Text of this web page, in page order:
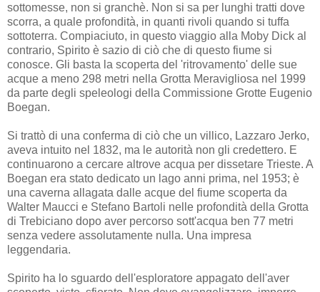
sottomesse, non si granchè. Non si sa per lunghi tratti dove
scorra, a quale profondità, in quanti rivoli quando si tuffa
sottoterra. Compiaciuto, in questo viaggio alla Moby Dick al
contrario, Spirito è sazio di ciò che di questo fiume si
conosce. Gli basta la scoperta del 'ritrovamento' delle sue
acque a meno 298 metri nella Grotta Meravigliosa nel 1999
da parte degli speleologi della Commissione Grotte Eugenio
Boegan.
Si trattò di una conferma di ciò che un villico, Lazzaro Jerko,
aveva intuito nel 1832, ma le autorità non gli credettero. E
continuarono a cercare altrove acqua per dissetare Trieste. A
Boegan era stato dedicato un lago anni prima, nel 1953; è
una caverna allagata dalle acque del fiume scoperta da
Walter Maucci e Stefano Bartoli nelle profondità della Grotta
di Trebiciano dopo aver percorso sott'acqua ben 77 metri
senza vedere assolutamente nulla. Una impresa
leggendaria.
Spirito ha lo sguardo dell'esploratore appagato dell'aver